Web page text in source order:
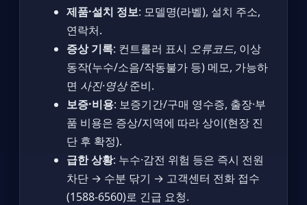
제품·설치 정보: 모델명(라벨), 설치 주소,
연락처.
증상 기록: 컨트롤러 표시 오류코드, 이상
동작(누수/소음/작동불가 등) 메모, 가능하
면 사진·영상준비.
보증·비용: 보증기간/구매 영수증, 출장·부
품 비용은 증상/지역에 따라 상이(현장 진
단 후 확정).
급한 상황: 누수·감전 위험 등은 즉시 전원
차단 → 수분 닦기 → 고객센터 전화 접수
(1588-6560)로 긴급 요청.